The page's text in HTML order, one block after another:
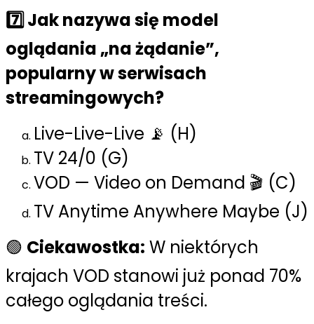
7️⃣ Jak nazywa się model
oglądania „na żądanie”,
popularny w serwisach
streamingowych?
Live-Live-Live 📡 (H)
TV 24/0 (G)
VOD — Video on Demand 🎬 (C)
TV Anytime Anywhere Maybe (J)
🟢 Ciekawostka: W niektórych
krajach VOD stanowi już ponad 70%
całego oglądania treści.